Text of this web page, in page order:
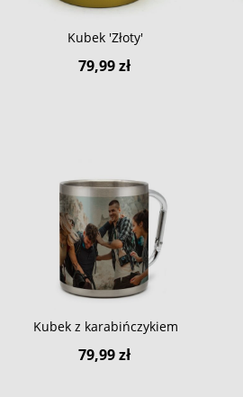
Kubek 'Złoty'
79,99 zł
Kubek z karabińczykiem
79,99 zł